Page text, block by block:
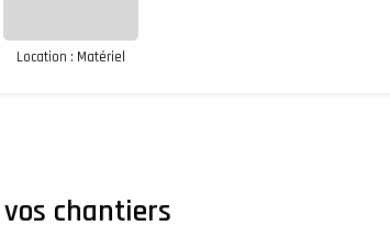
Location : Matériel
chantiers